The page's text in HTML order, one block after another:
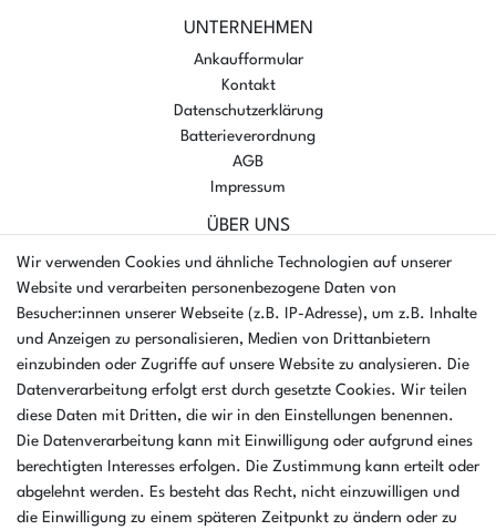
UNTERNEHMEN
Ankaufformular
Kontakt
Datenschutzerklärung
Batterieverordnung
AGB
Impressum
ÜBER UNS
AMIKON GMBH
Einsteinstr. 8a
46325 Borken
Deutschland
Öffnungszeiten Montag - Donnerstag
07:30 - 16:00 Uhr
Öffnungszeiten Freitag
07:30 - 15:00 Uhr
Wir verwenden Cookies und ähnliche Technologien auf unserer
Website und verarbeiten personenbezogene Daten von
Besucher:innen unserer Webseite (z.B. IP-Adresse), um z.B. Inhalte
und Anzeigen zu personalisieren, Medien von Drittanbietern
einzubinden oder Zugriffe auf unsere Website zu analysieren. Die
Datenverarbeitung erfolgt erst durch gesetzte Cookies. Wir teilen
diese Daten mit Dritten, die wir in den Einstellungen benennen.
Die Datenverarbeitung kann mit Einwilligung oder aufgrund eines
berechtigten Interesses erfolgen. Die Zustimmung kann erteilt oder
abgelehnt werden. Es besteht das Recht, nicht einzuwilligen und
die Einwilligung zu einem späteren Zeitpunkt zu ändern oder zu